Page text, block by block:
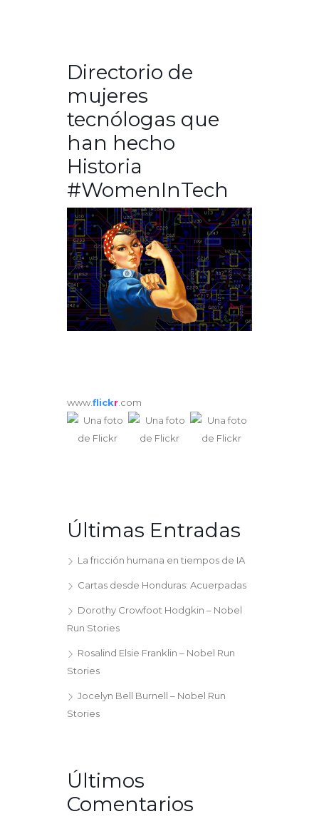
Directorio de
mujeres
tecnólogas que
han hecho
Historia
#WomenInTech
www.flickr.com
Últimas Entradas
La fricción humana en tiempos de IA
Cartas desde Honduras: Acuerpadas
Dorothy Crowfoot Hodgkin – Nobel
Run Stories
Rosalind Elsie Franklin – Nobel Run
Stories
Jocelyn Bell Burnell – Nobel Run
Stories
Últimos
Comentarios